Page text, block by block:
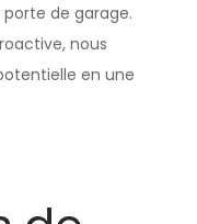
de garage.
nous
en une